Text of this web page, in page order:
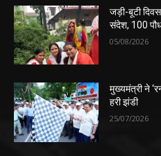
जड़ी-बूटी
संदेश, 100
05/08/2026
मुख्यमंत्री ने
हरी झंडी
25/07/2026